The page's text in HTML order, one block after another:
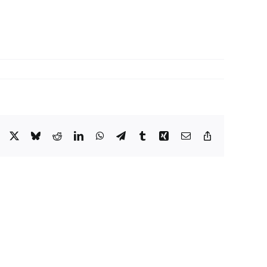
Facebook
X BlueskyRedditLinkedInWhatsApp
TelegramTumblrXing Email